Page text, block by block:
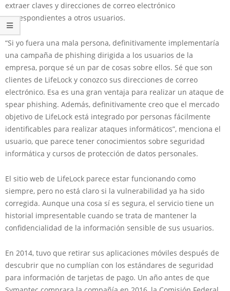
extraer claves y direcciones de correo electrónico
correspondientes a otros usuarios.
“Si yo fuera una mala persona, definitivamente implementaría
una campaña de phishing dirigida a los usuarios de la
empresa, porque sé un par de cosas sobre ellos. Sé que son
clientes de LifeLock y conozco sus direcciones de correo
electrónico. Esa es una gran ventaja para realizar un ataque de
spear phishing. Además, definitivamente creo que el mercado
objetivo de LifeLock está integrado por personas fácilmente
identificables para realizar ataques informáticos”, menciona el
usuario, que parece tener conocimientos sobre seguridad
informática y cursos de protección de datos personales.
El sitio web de LifeLock parece estar funcionando como
siempre, pero no está claro si la vulnerabilidad ya ha sido
corregida. Aunque una cosa sí es segura, el servicio tiene un
historial impresentable cuando se trata de mantener la
confidencialidad de la información sensible de sus usuarios.
En 2014, tuvo que retirar sus aplicaciones móviles después de
descubrir que no cumplían con los estándares de seguridad
para información de tarjetas de pago. Un año antes de que